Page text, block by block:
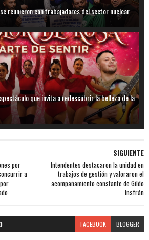
reunieron con trabajadores del sector nuclear
que invita a redescubrir la belleza de la
SIGUIENTE
Intendentes destacaron la unidad en
trabajos de gestión y valoraron el
acompañamiento constante de Gildo
Insfrán
por
a
FACEBOOK BLOGGER